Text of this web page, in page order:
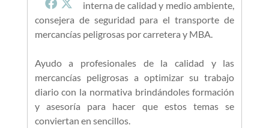
interna de calidad y medio ambiente,
consejera de seguridad para el transporte de
mercancías peligrosas por carretera y MBA.
Ayudo a profesionales de la calidad y las
mercancías peligrosas a optimizar su trabajo
diario con la normativa brindándoles formación
y asesoría para hacer que estos temas se
conviertan en sencillos.